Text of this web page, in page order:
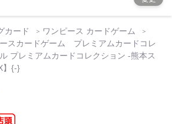
カード
ワンピース カードゲーム
ースカードゲーム プレミアムカードコレ
プレミアムカードコレクション -熊本ス
】{-}